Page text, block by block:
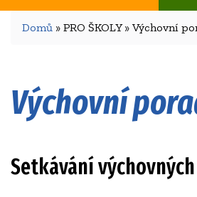
Domů » PRO ŠKOLY » Výchovní
Výchovní
Setkávání